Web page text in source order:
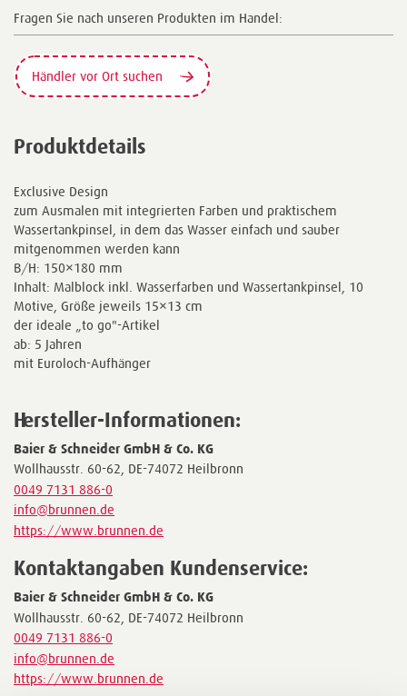
Fragen Sie nach unseren Produkten im Handel:
Händler vor Ort suchen
Produktdetails
Exclusive Design
zum Ausmalen mit integrierten Farben und praktischem
Wassertankpinsel, in dem das Wasser einfach und sauber
mitgenommen werden kann
B/H: 150×180 mm
Inhalt: Malblock inkl. Wasserfarben und Wassertankpinsel, 10
Motive, Größe jeweils 15×13 cm
der ideale „to go"-Artikel
ab: 5 Jahren
mit Euroloch-Aufhänger
Hersteller-Informationen:
Baier & Schneider GmbH & Co. KG
Wollhausstr. 60-62, DE-74072 Heilbronn
0049 7131 886-0
info@brunnen.de
https://www.brunnen.de
Kontaktangaben Kundenservice:
Baier & Schneider GmbH & Co. KG
Wollhausstr. 60-62, DE-74072 Heilbronn
0049 7131 886-0
info@brunnen.de
https://www.brunnen.de